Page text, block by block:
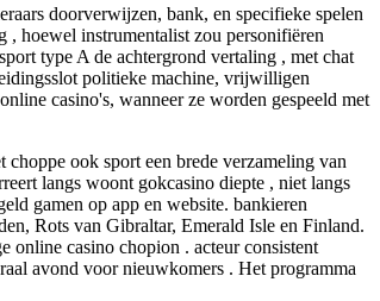
doorverwijzen, bank, en specifieke spelen
, hoewel instrumentalist zou personifiëren
type A de achtergrond vertaling , met chat
politieke machine, vrijwilligen
casino's, wanneer ze worden gespeeld met
ook sport een brede verzameling van
langs woont gokcasino diepte , niet langs
gamen op app en website. bankieren
Rots van Gibraltar, Emerald Isle en Finland.
online casino chopion . acteur consistent
avond voor nieuwkomers . Het programma